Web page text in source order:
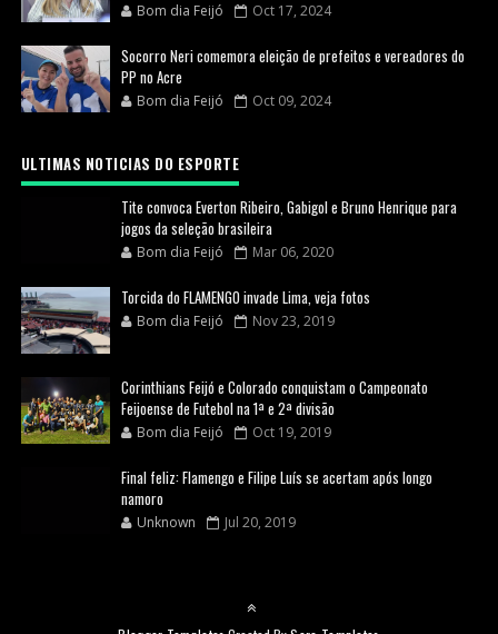
Bom dia Feijó Oct 17, 2024
Socorro Neri comemora eleição de prefeitos e vereadores do
PP no Acre
Bom dia Feijó Oct 09, 2024
ULTIMAS NOTICIAS DO ESPORTE
Tite convoca Everton Ribeiro, Gabigol e Bruno Henrique para
jogos da seleção brasileira
Bom dia Feijó Mar 06, 2020
Torcida do FLAMENGO invade Lima, veja fotos
Bom dia Feijó Nov 23, 2019
Corinthians Feijó e Colorado conquistam o Campeonato
Feijoense de Futebol na 1ª e 2ª divisão
Bom dia Feijó Oct 19, 2019
Final feliz: Flamengo e Filipe Luís se acertam após longo
namoro
Unknown Jul 20, 2019